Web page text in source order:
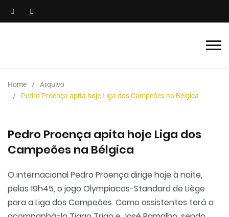
Home
Arquivo
Pedro Proença apita hoje Liga dos Campeões na Bélgica
Pedro Proença apita hoje Liga dos
Campeões na Bélgica
O internacional Pedro Proença dirige hoje à noite,
pelas 19h45, o jogo Olympiacos-Standard de Liège
para a Liga dos Campeões. Como assistentes terá a